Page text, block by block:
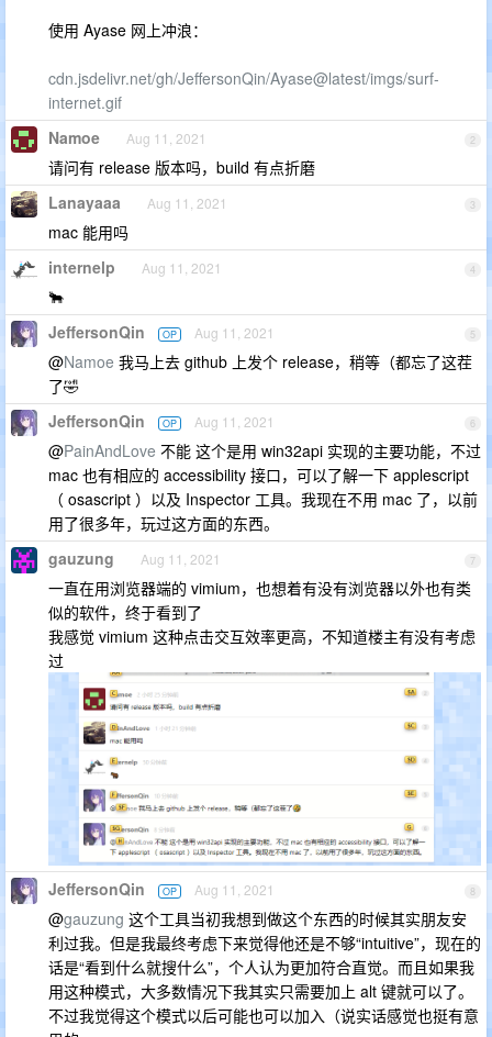
使用 Ayase 网上冲浪：
cdn.jsdelivr.net/gh/JeffersonQin/Ayase@latest/imgs/surf-
internet.gif
2
Namoe Aug 11, 2021
请问有 release 版本吗，build 有点折磨
3
Lanayaaa Aug 11, 2021
mac 能用吗
4
internelp Aug 11, 2021
🐂
5
JeffersonQin OP Aug 11, 2021
@Namoe 我马上去 github 上发个 release，稍等（都忘了这茬
了🤣
6
JeffersonQin OP Aug 11, 2021
@PainAndLove 不能 这个是用 win32api 实现的主要功能，不过
mac 也有相应的 accessibility 接口，可以了解一下 applescript
（ osascript ）以及 Inspector 工具。我现在不用 mac 了，以前
用了很多年，玩过这方面的东西。
7
gauzung Aug 11, 2021
一直在用浏览器端的 vimium，也想着有没有浏览器以外也有类
似的软件，终于看到了
我感觉 vimium 这种点击交互效率更高，不知道楼主有没有考虑
过
8
JeffersonQin OP Aug 11, 2021
@gauzung 这个工具当初我想到做这个东西的时候其实朋友安
利过我。但是我最终考虑下来觉得他还是不够“intuitive”，现在的
话是“看到什么就搜什么”，个人认为更加符合直觉。而且如果我
用这种模式，大多数情况下我其实只需要加上 alt 键就可以了。
不过我觉得这个模式以后可能也可以加入（说实话感觉也挺有意